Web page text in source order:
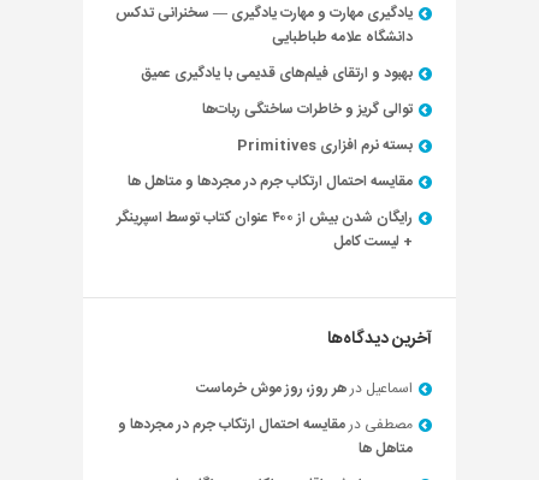
یادگیری مهارت و مهارت یادگیری — سخنرانی تدکس
دانشگاه علامه طباطبایی
بهبود و ارتقای فیلم‌های قدیمی با یادگیری عمیق
توالی گریز و خاطرات ساختگی ربات‌ها
بسته نرم افزاری Primitives
مقایسه احتمال ارتکاب جرم در مجردها و متاهل ها
رایگان شدن بیش از ۴۰۰ عنوان کتاب توسط اسپرینگر
+ لیست کامل
آخرین دیدگاه‌ها
اسماعیل درهر روز، روز موش خرماست
مصطفی درمقایسه احتمال ارتکاب جرم در مجردها و
متاهل ها